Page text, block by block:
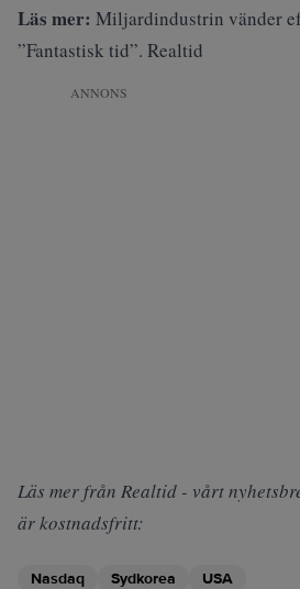
Läs mer: Miljardindustrin vänder
”Fantastisk tid”. Realtid
ANNONS
Läs mer från Realtid - vårt
är kostnadsfritt:
Nasdaq Sydkorea USA